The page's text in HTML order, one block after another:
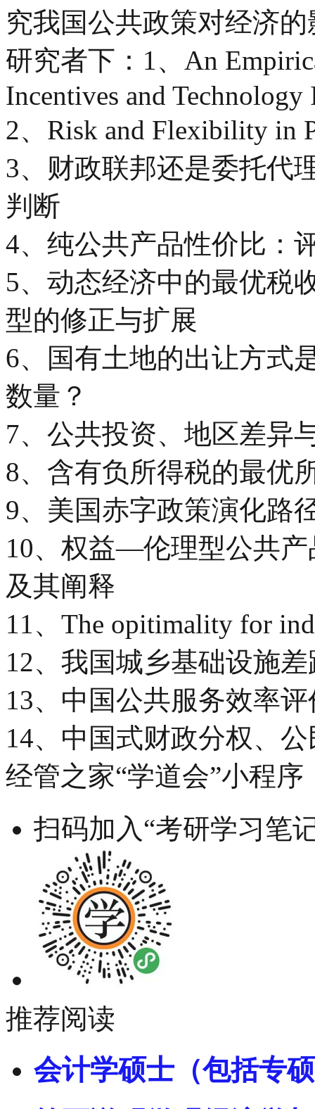
究我国公共政策对经济
研究者下： 1、An
Incentives and
2、Risk and Flexibility in
3、财政联邦还是委托代
判断
4、纯公共产品性价比：
5、动态经济中的最优税
型的修正与扩展
6、国有土地的出让方式
数量？
7、公共投资、地区差异
8、含有负所得税的最优
9、美国赤字政策演化路
10、权益—伦理型公共
及其阐释
11、The opitimality for
12、我国城乡基础设施
13、中国公共服务效率
14、中国式财政分权、
经管之家“学道会”小程序
扫码加入“考研学习笔
推荐阅读
会计学硕士（包括专